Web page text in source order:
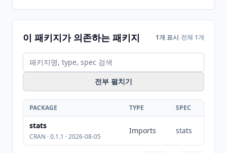
이 패키지가 의존하는 패키지 1개 표시 전체 1개
전부 펼치기
PACKAGE TYPE SPEC
stats
CRAN · 0.1.1 · 2026-08-05
Imports stats